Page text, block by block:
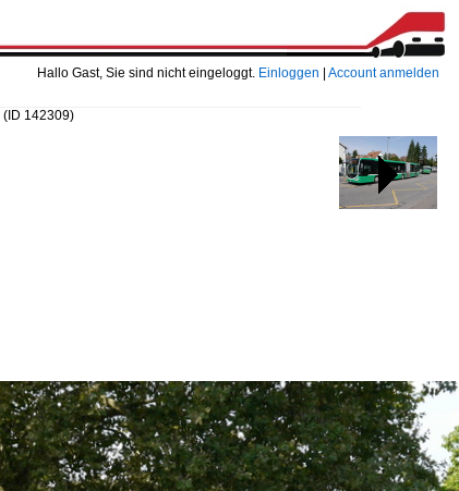
Hallo Gast, Sie sind nicht eingeloggt. Einloggen Account anmelden
(ID 142309)